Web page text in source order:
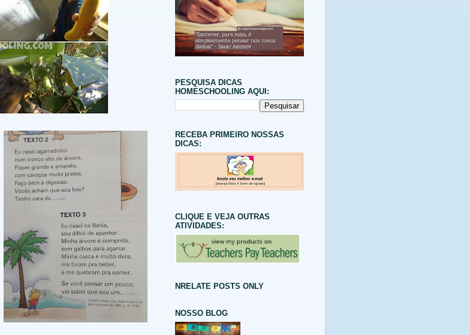
PESQUISA DICAS
HOMESCHOOLING AQUI:
RECEBA PRIMEIRO NOSSAS
DICAS:
CLIQUE E VEJA OUTRAS
ATIVIDADES:
NRELATE POSTS ONLY
NOSSO BLOG